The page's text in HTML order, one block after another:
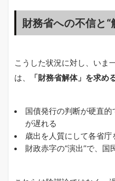
財務省への不信と“
こうした状況に対し、いま
は、
「財務省解体」を求め
国債発行の判断が硬直
が遅れる
歳出を人質にして各省
財政赤字の“演出”で、国